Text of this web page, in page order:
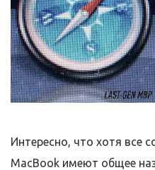
Интересно, что хотя все
MacBook имеют общее